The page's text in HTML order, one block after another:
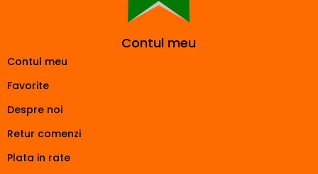
Contul meu
Contul meu
Favorite
Despre noi
Retur comenzi
Plata in rate